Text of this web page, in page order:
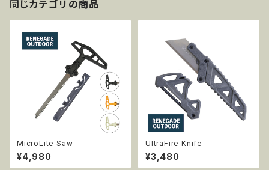
同じカテゴリの商品
MicroLite Saw
¥4,980
UltraFire Knife
¥3,480